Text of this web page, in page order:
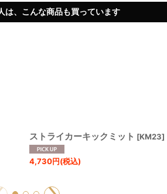
は、こんな商品も買っています
ストライカーキックミット [KM23]
4,730円(税込)